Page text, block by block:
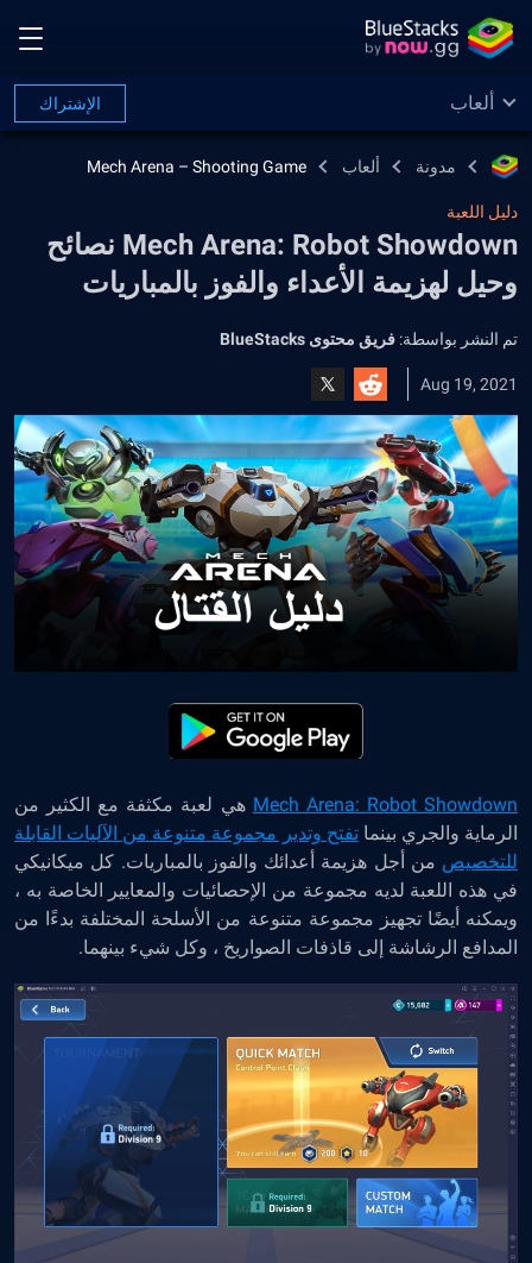
ألعاب الإشتراك
مدونة ألعاب Mech Arena – Shooting Game
دليل اللعبة
Mech Arena: Robot Showdown نصائح
وحيل لهزيمة الأعداء والفوز بالمباريات
تم النشر بواسطة: فريق محتوى BlueStacks
Aug 19, 2021
Mech Arena: Robot Showdown هي لعبة مكثفة مع الكثير من
الرماية والجري بينماتفتح وتدير مجموعة متنوعة من الآليات القابلة
للتخصيص من أجل هزيمة أعدائك والفوز بالمباريات. كل ميكانيكي
في هذه اللعبة لديه مجموعة من الإحصائيات والمعايير الخاصة به ،
ويمكنه أيضًا تجهيز مجموعة متنوعة من الأسلحة المختلفة بدءًا من
المدافع الرشاشة إلى قاذفات الصواريخ ، وكل شيء بينهما.